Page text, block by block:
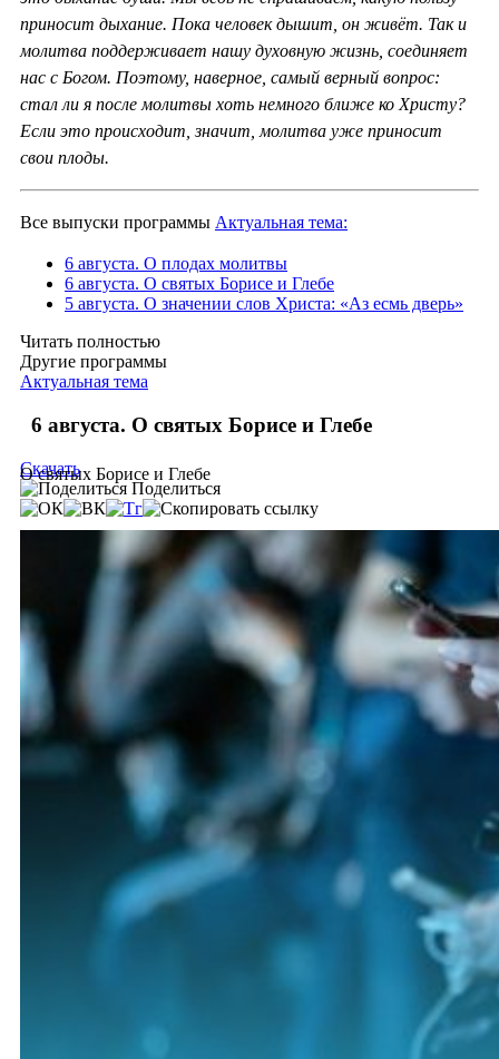
приносит дыхание. Пока человек дышит, он живёт. Так и
молитва поддерживает нашу духовную жизнь, соединяет
нас с Богом. Поэтому, наверное, самый верный вопрос:
стал ли я после молитвы хоть немного ближе ко Христу?
Если это происходит, значит, молитва уже приносит
свои плоды.
Все выпуски программы Актуальная тема:
6 августа. О плодах молитвы
6 августа. О святых Борисе и Глебе
5 августа. О значении слов Христа: «Аз есмь дверь»
Читать полностью
Другие программы
Актуальная тема
6 августа. О святых Борисе и Глебе
О святых Борисе и Глебе
Скачать
Поделиться